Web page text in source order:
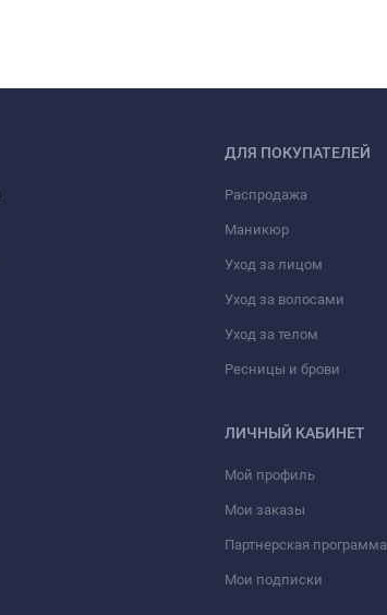
ДЛЯ ПОКУПАТЕЛЕЙ
Распродажа
Маникюр
Уход за лицом
Уход за волосами
Уход за телом
Ресницы и брови
ЛИЧНЫЙ КАБИНЕТ
Мой профиль
Мои заказы
Партнерская программа
Мои подписки